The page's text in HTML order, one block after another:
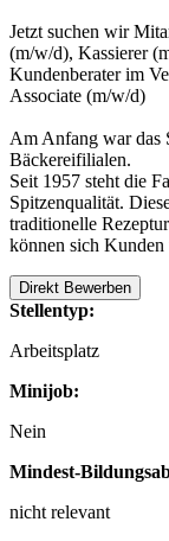
Jetzt suchen wir
(m/w/d), Kassierer
Kundenberater im
Associate (m/w/d)
Am Anfang war das
Bäckereifilialen.
Seit 1957 steht die
Spitzenqualität.
traditionelle
können sich Kunden
Direkt Bewerben
Stellentyp:
Arbeitsplatz
Minijob:
Nein
Mindest-
nicht relevant